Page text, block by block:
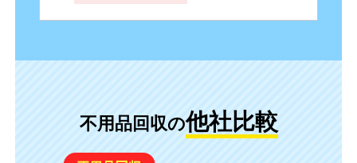
不用品回収の他社比較